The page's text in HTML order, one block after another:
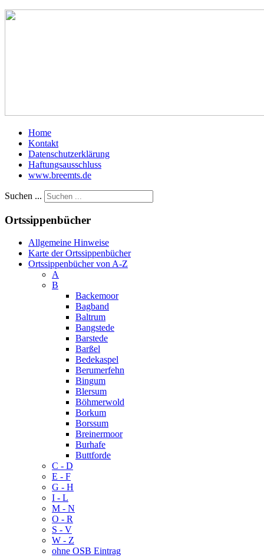
Home
Kontakt
Datenschutzerklärung
Haftungsausschluss
www.breemts.de
Suchen ...
Ortssippenbücher
Allgemeine Hinweise
Karte der Ortssippenbücher
Ortssippenbücher von A-Z
A
B
Backemoor
Bagband
Baltrum
Bangstede
Barstede
Barßel
Bedekaspel
Berumerfehn
Bingum
Blersum
Böhmerwold
Borkum
Borssum
Breinermoor
Burhafe
Buttforde
C - D
E - F
G - H
I - L
M - N
O - R
S - V
W - Z
ohne OSB Eintrag